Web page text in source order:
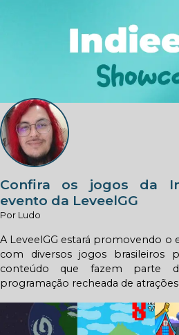
Confira os jogos da
evento da LeveelGG
Por Ludo
A LeveelGG estará promovendo o
com diversos jogos brasileiros
conteúdo que fazem parte
programação recheada de